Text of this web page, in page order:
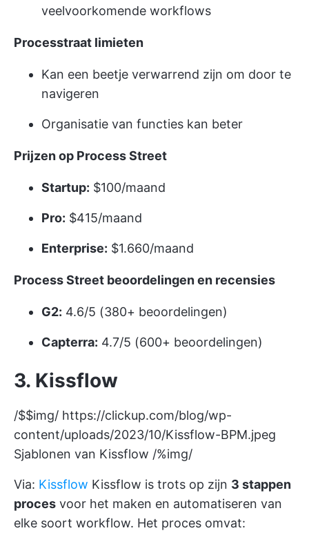
veelvoorkomende workflows
Processtraat limieten
Kan een beetje verwarrend zijn om door te
navigeren
Organisatie van functies kan beter
Prijzen op Process Street
Startup: $100/maand
Pro: $415/maand
Enterprise: $1.660/maand
Process Street beoordelingen en recensies
G2: 4.6/5 (380+ beoordelingen)
Capterra: 4.7/5 (600+ beoordelingen)
3. Kissflow
/$$img/ https://clickup.com/blog/wp-
content/uploads/2023/10/Kissflow-BPM.jpeg
Sjablonen van Kissflow /%img/
Via: Kissflow Kissflow is trots op zijn 3 stappen
proces voor het maken en automatiseren van
elke soort workflow. Het proces omvat: